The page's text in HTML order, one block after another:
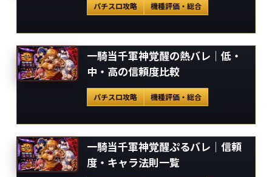
パチスロ攻略 機種評価・総合
一騎当千軍神覚醒の熱バレ｜低・
中・高の信頼度比較
パチスロ攻略 機種評価・総合
一騎当千軍神覚醒ぷるバレ｜信頼
度・キャラ法則一覧